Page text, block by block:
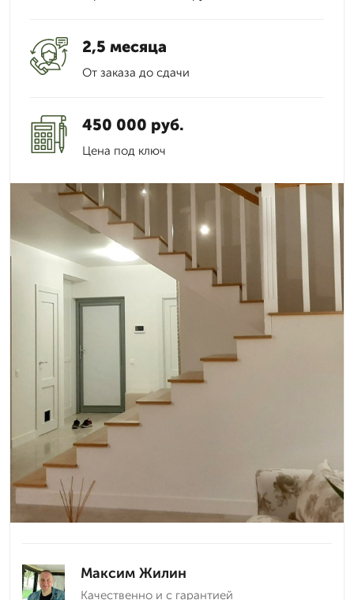
2,5 месяца
От заказа до сдачи
450 000 руб.
Цена под ключ
Максим Жилин
Качественно и с гарантией